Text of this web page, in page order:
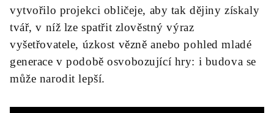
vytvořilo projekci obličeje, aby tak dějiny získaly
tvář, v níž lze spatřit zlověstný výraz
vyšetřovatele, úzkost vězně ane­bo pohled mladé
generace v podobě osvobozující hry: i budova se
může narodit lepší.